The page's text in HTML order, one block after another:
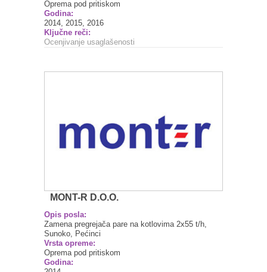
Oprema pod pritiskom
Godina:
2014, 2015, 2016
Ključne reči:
Ocenjivanje usaglašenosti
MONT-R D.O.O.
Opis posla:
Zamena pregrejača pare na kotlovima 2x55 t/h,
Sunoko, Pećinci
Vrsta opreme:
Oprema pod pritiskom
Godina: